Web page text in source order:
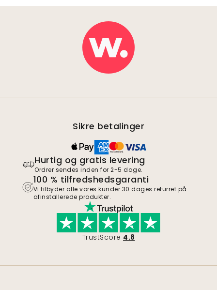
Sikre betalinger
Hurtig og gratis levering
Ordrer sendes inden for 2-5 dage.
100 % tilfredshedsgaranti
Vi tilbyder alle vores kunder 30 dages returret på
afinstallerede produkter.
TrustScore 4.8